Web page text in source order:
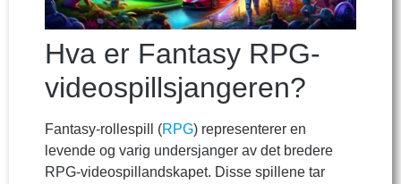
Hva er Fantasy RPG-
videospillsjangeren?
Fantasy-rollespill (RPG) representerer en
levende og varig undersjanger av det bredere
RPG-videospillandskapet. Disse spillene tar